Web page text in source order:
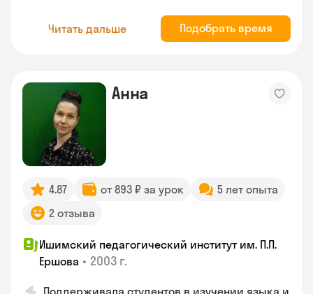
Читать дальше Подобрать время
Анна
4.87 от 893 ₽ за урок
5 лет опыта
2 отзыва
Ишимский педагогический институт им. П.П.
Ершова • 2003 г.
Поддерживала студентов в изучении языка и